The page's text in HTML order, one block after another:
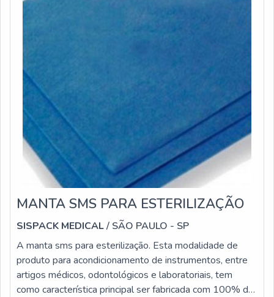
MANTA SMS PARA ESTERILIZAÇÃO
SISPACK MEDICAL/ SÃO PAULO - SP
A manta sms para esterilização. Esta modalidade de
produto para acondicionamento de instrumentos, entre
artigos médicos, odontológicos e laboratoriais, tem
como característica principal ser fabricada com 100% de